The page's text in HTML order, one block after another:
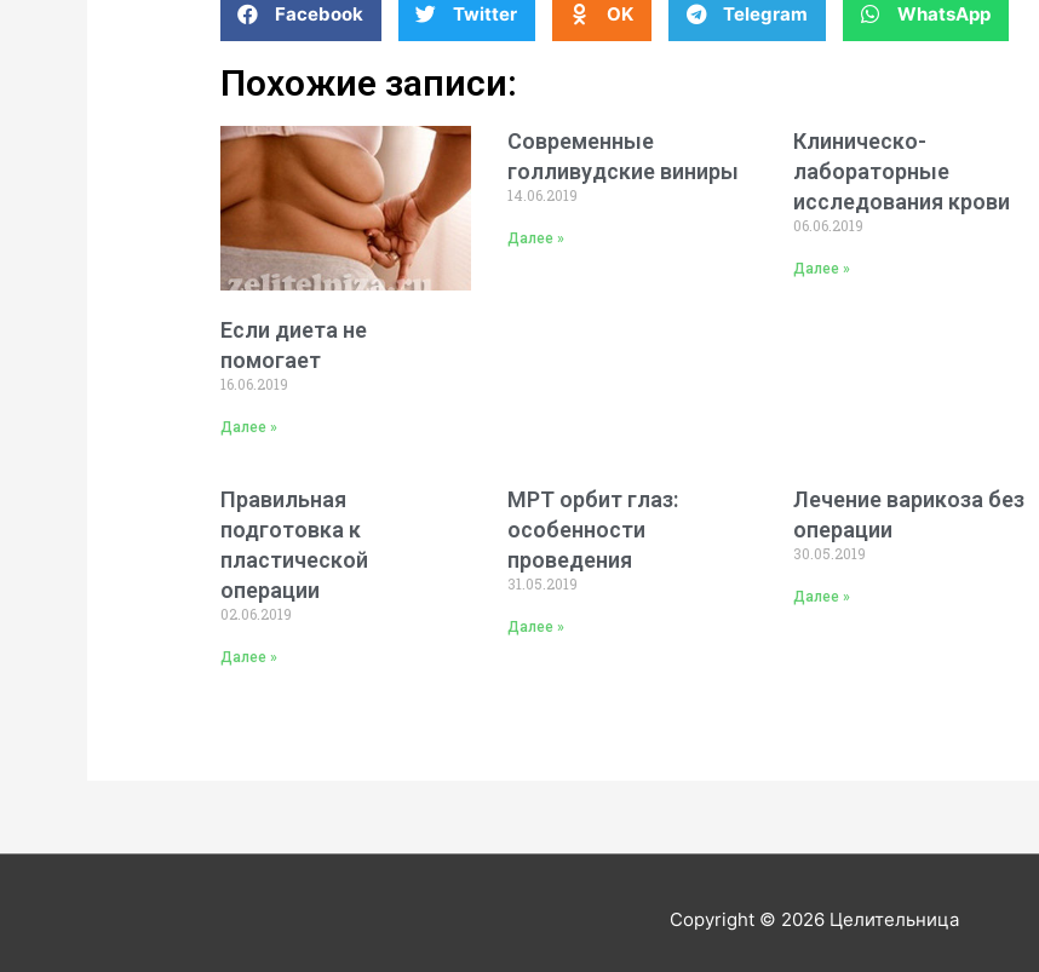
Facebook Twitter OK Telegram WhatsApp
Похожие записи:
Если диета не
помогает
16.06.2019
Далее »
Современные
голливудские виниры
14.06.2019
Далее »
Клиническо-
лабораторные
исследования крови
06.06.2019
Далее »
Правильная
подготовка к
пластической
операции
02.06.2019
Далее »
МРТ орбит глаз:
особенности
проведения
31.05.2019
Далее »
Лечение варикоза без
операции
30.05.2019
Далее »
Copyright © 2026 Целительница